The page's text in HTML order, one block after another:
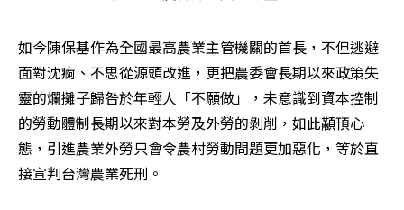
如今陳保基作為全國最高農業主管機關的首長，不但逃避
面對沈痾、不思從源頭改進，更把農委會長期以來政策失
靈的爛攤子歸咎於年輕人「不願做」，未意識到資本控制
的勞動體制長期以來對本勞及外勞的剝削，如此顢頇心
態，引進農業外勞只會令農村勞動問題更加惡化，等於直
接宣判台灣農業死刑。